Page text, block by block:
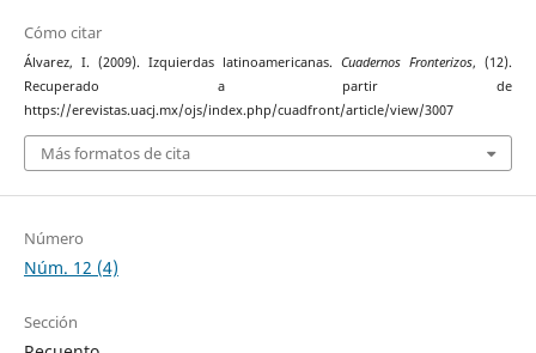
Cómo citar
Álvarez, I. (2009). Izquierdas latinoamericanas.Cuadernos Fronterizos, (12).
Recuperado a partir de
https://erevistas.uacj.mx/ojs/index.php/cuadfront/article/view/3007
Más formatos de cita
Número
Núm. 12 (4)
Sección